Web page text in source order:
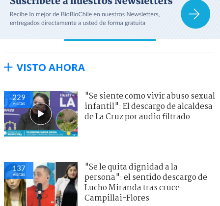
VISTO AHORA
229
visitas
"Se siente como vivir abuso sexual
infantil": El descargo de alcaldesa
de La Cruz por audio filtrado
137
visitas
"Se le quita dignidad a la
persona": el sentido descargo de
Lucho Miranda tras cruce
Campillai-Flores